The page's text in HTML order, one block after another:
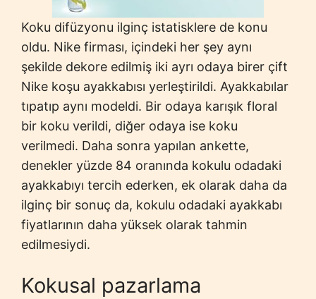
Koku difüzyonu ilginç istatisklere de konu
oldu. Nike firması, içindeki her şey aynı
şekilde dekore edilmiş iki ayrı odaya birer çift
Nike koşu ayakkabısı yerleştirildi. Ayakkabılar
tıpatıp aynı modeldi. Bir odaya karışık floral
bir koku verildi, diğer odaya ise koku
verilmedi. Daha sonra yapılan ankette,
denekler yüzde 84 oranında kokulu odadaki
ayakkabıyı tercih ederken, ek olarak daha da
ilginç bir sonuç da, kokulu odadaki ayakkabı
fiyatlarının daha yüksek olarak tahmin
edilmesiydi.
Kokusal pazarlama